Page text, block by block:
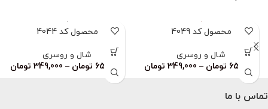
محصول کد 4049
شال و روسری
659,000 تومان –
349,000 تومان
محصول کد 4044
شال و روسری
659,000 تومان –
349,000 تومان
تماس با ما